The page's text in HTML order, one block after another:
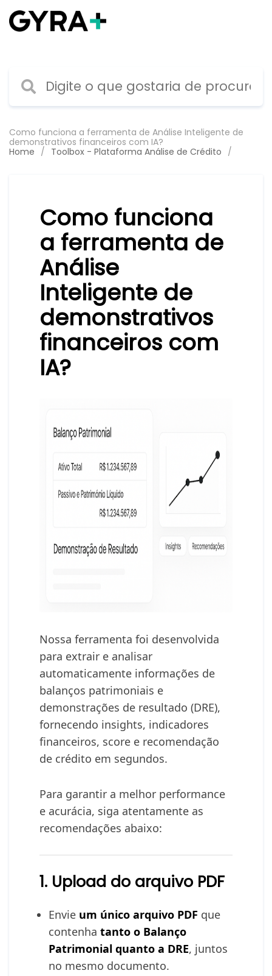
Home Toolbox - Plataforma Análise de Crédito
Como funciona a ferramenta de Análise Inteligente de
demonstrativos financeiros com IA?
Como funciona
a ferramenta de
Análise
Inteligente de
demonstrativos
financeiros com
IA?
Nossa ferramenta foi desenvolvida
para extrair e analisar
automaticamente informações de
balanços patrimoniais e
demonstrações de resultado (DRE),
fornecendo insights, indicadores
financeiros, score e recomendação
de crédito em segundos.
Para garantir a melhor performance
e acurácia, siga atentamente as
recomendações abaixo:
1. Upload do arquivo PDF
Envie um único arquivo PDF que
contenha tanto o Balanço
Patrimonial quanto a DRE, juntos
no mesmo documento.